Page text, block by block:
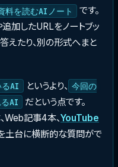
料を読むAIノート
です。
加したURLをノートブッ
えたり、別の形式へまと
るAI というより、 今回の
AI
だという点です。
Web記事4本、YouTube
土台に横断的な質問がで